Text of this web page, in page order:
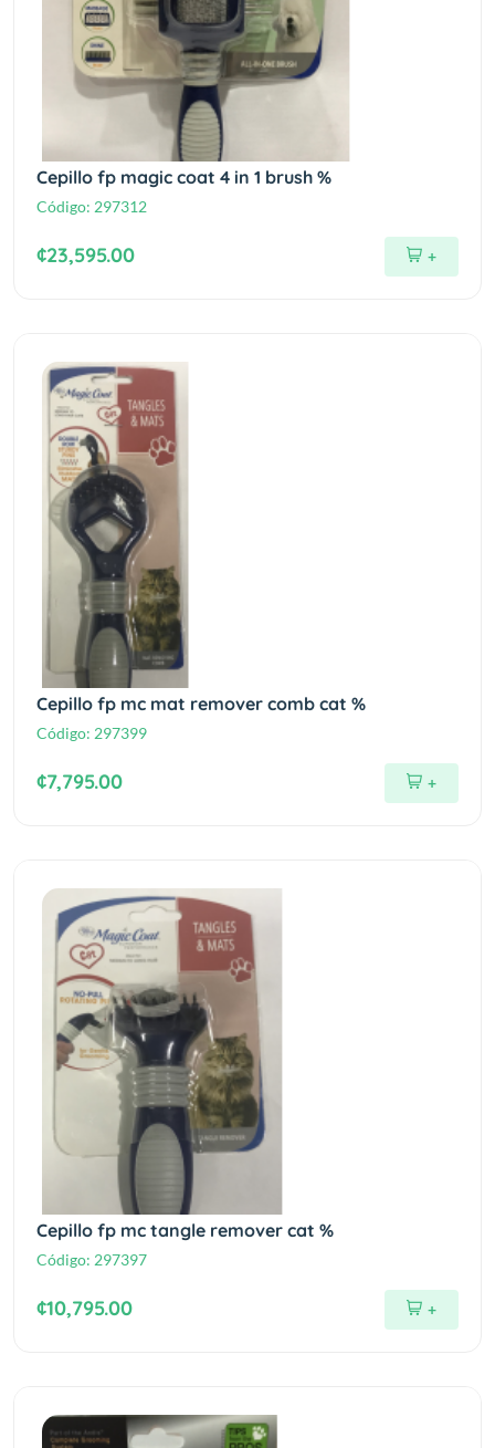
Cepillo fp magic coat 4 in 1 brush %
Código: 297312
¢23,595.00 +
Cepillo fp mc mat remover comb cat %
Código: 297399
¢7,795.00 +
Cepillo fp mc tangle remover cat %
Código: 297397
¢10,795.00 +